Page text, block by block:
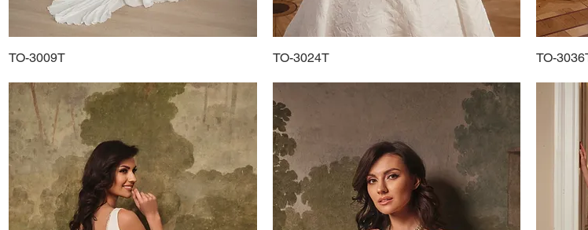
TO-3009T TO-3024T TO-